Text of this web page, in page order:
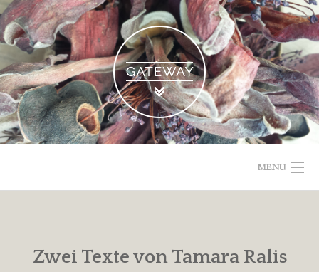
Skip
to
content
MENU
IMPRESSUM & DATENSCHUTZ
Zwei Texte von Tamara Ralis